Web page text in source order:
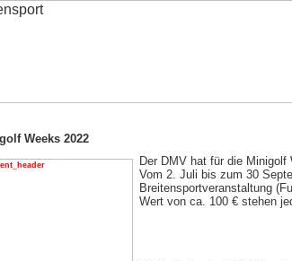
Weeks 2022
Der DMV hat für die Minigolf
Vom 2. Juli bis zum 30
Breitensportveranstaltung
Wert von ca. 100 € stehen